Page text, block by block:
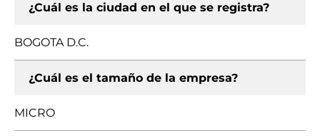
¿Cuál es la ciudad en el que se registra?
BOGOTA D.C.
¿Cuál es el tamaño de la empresa?
MICRO